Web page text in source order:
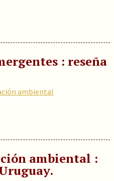
: reseña
ambiental
ambiental :